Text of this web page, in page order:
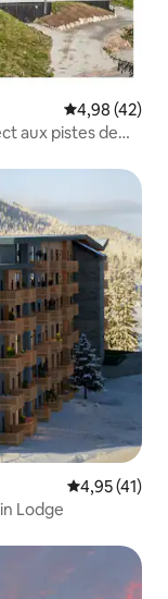
Évaluation
4,98 (42)
aux pistes de
Évaluation
4,95 (41)
Lodge